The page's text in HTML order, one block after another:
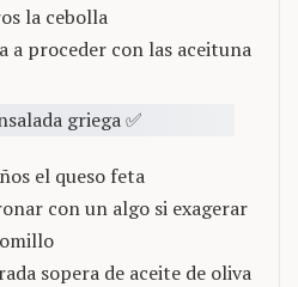
la cebolla
a proceder con las aceituna
el queso feta
con un algo si exagerar
sopera de aceite de oliva